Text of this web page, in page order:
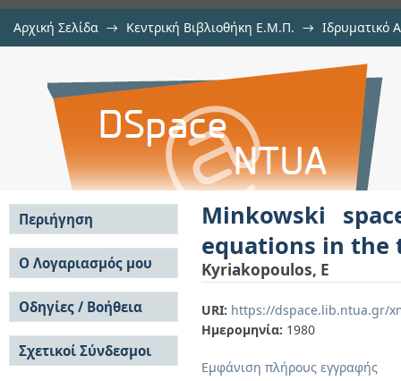
Αρχική Σελίδα → Κεντρική Βιβλιοθήκη Ε.Μ.Π. → Ιδρυματικό
Minkowski space Yang-Mills
dimensional Euclidean space
Minkowski
equations in the
Kyriakopoulos, E
URI: https://dspace.lib.ntua.gr/
Ημερομηνία: 1980
Εμφάνιση πλήρους εγγραφής
Περιήγηση
Σε όλο το DSpace
Κοινότητες & Συλλογές
Ανά Ημερομηνία
Έκδοσης
Συγγραφείς
Τίτλοι
Θέματα
Ο Λογαριασμός μου
Σύνδεση
Εγγραφή
Οδηγίες / Βοήθεια
Οδηγίες Υποβολής
Οδηγίες Χρήσης ΙΑ
Συχνές Ερωτήσεις
Σχετικοί Σύνδεσμοι